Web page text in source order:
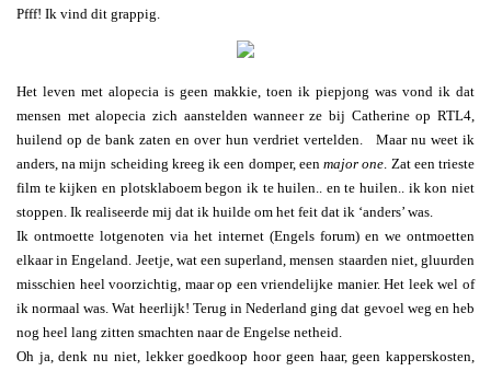
Pfff! Ik vind dit grappig.
Het leven met alopecia is geen makkie, toen ik piepjong was vond ik dat
mensen met alopecia zich aanstelden wanneer ze bij Catherine op RTL4,
huilend op de bank zaten en over hun verdriet vertelden. Maar nu weet ik
anders, na mijn scheiding kreeg ik een domper, eenmajor one. Zat een trieste
film te kijken en plotsklaboem begon ik te huilen.. en te huilen.. ik kon niet
stoppen. Ik realiseerde mij dat ik huilde om het feit dat ik ‘anders’ was.
Ik ontmoette lotgenoten via het internet (Engels forum) en we ontmoetten
elkaar in Engeland. Jeetje, wat een superland, mensen staarden niet, gluurden
misschien heel voorzichtig, maar op een vriendelijke manier. Het leek wel of
ik normaal was. Wat heerlijk! Terug in Nederland ging dat gevoel weg en heb
nog heel lang zitten smachten naar de Engelse netheid.
Oh ja, denk nu niet, lekker goedkoop hoor geen haar, geen kapperskosten,